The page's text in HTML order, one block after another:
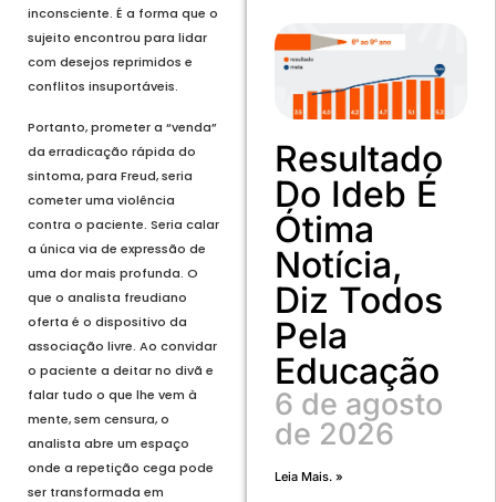
inconsciente. É a forma que o
sujeito encontrou para lidar
com desejos reprimidos e
conflitos insuportáveis.
Portanto, prometer a “venda”
da erradicação rápida do
sintoma, para Freud, seria
cometer uma violência
contra o paciente. Seria calar
a única via de expressão de
uma dor mais profunda. O
que o analista freudiano
oferta é o dispositivo da
associação livre. Ao convidar
o paciente a deitar no divã e
falar tudo o que lhe vem à
mente, sem censura, o
analista abre um espaço
onde a repetição cega pode
ser transformada em
Resultado
Do Ideb É
Ótima
Notícia,
Diz Todos
Pela
Educação
6 de agosto
de 2026
Leia Mais. »